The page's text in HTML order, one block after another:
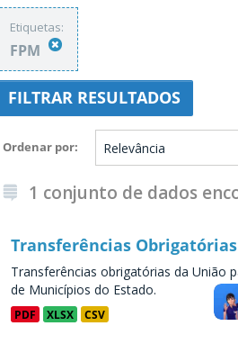
Etiquetas:
FPM
FILTRAR RESULTADOS
Ordenar por
1 conjunto de dados
Transferências
Transferências obrigatórias da União
de Municípios do Estado.
PDF XLSX CSV